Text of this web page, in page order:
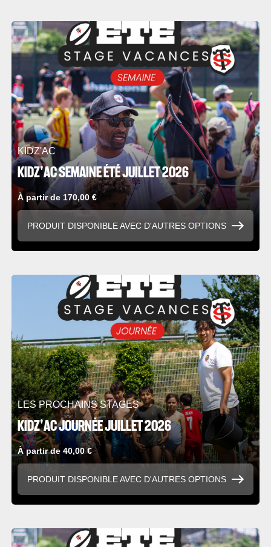
KIDZ'AC
KIDZ'AC SEMAINE ÉTÉ JUILLET 2026
À partir de 170,00 €
PRODUIT DISPONIBLE AVEC D'AUTRES OPTIONS
LES PROCHAINS STAGES
KIDZ'AC JOURNÉE JUILLET 2026
À partir de 40,00 €
PRODUIT DISPONIBLE AVEC D'AUTRES OPTIONS